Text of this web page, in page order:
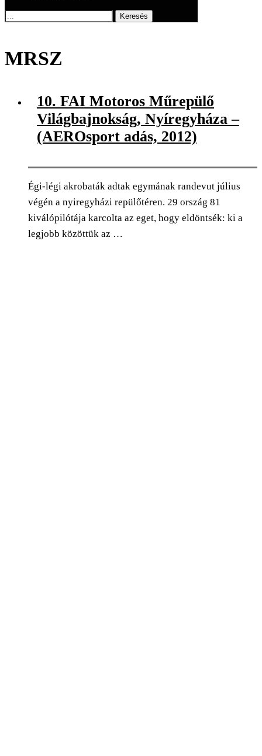
Keresés
MRSZ
10. FAI Motoros Műrepülő
Világbajnokság, Nyíregyháza –
(AEROsport adás, 2012)
Égi-légi akrobaták adtak egymának randevut július
végén a nyiregyházi repülőtéren. 29 ország 81
kiválópilótája karcolta az eget, hogy eldöntsék: ki a
legjobb közöttük az …